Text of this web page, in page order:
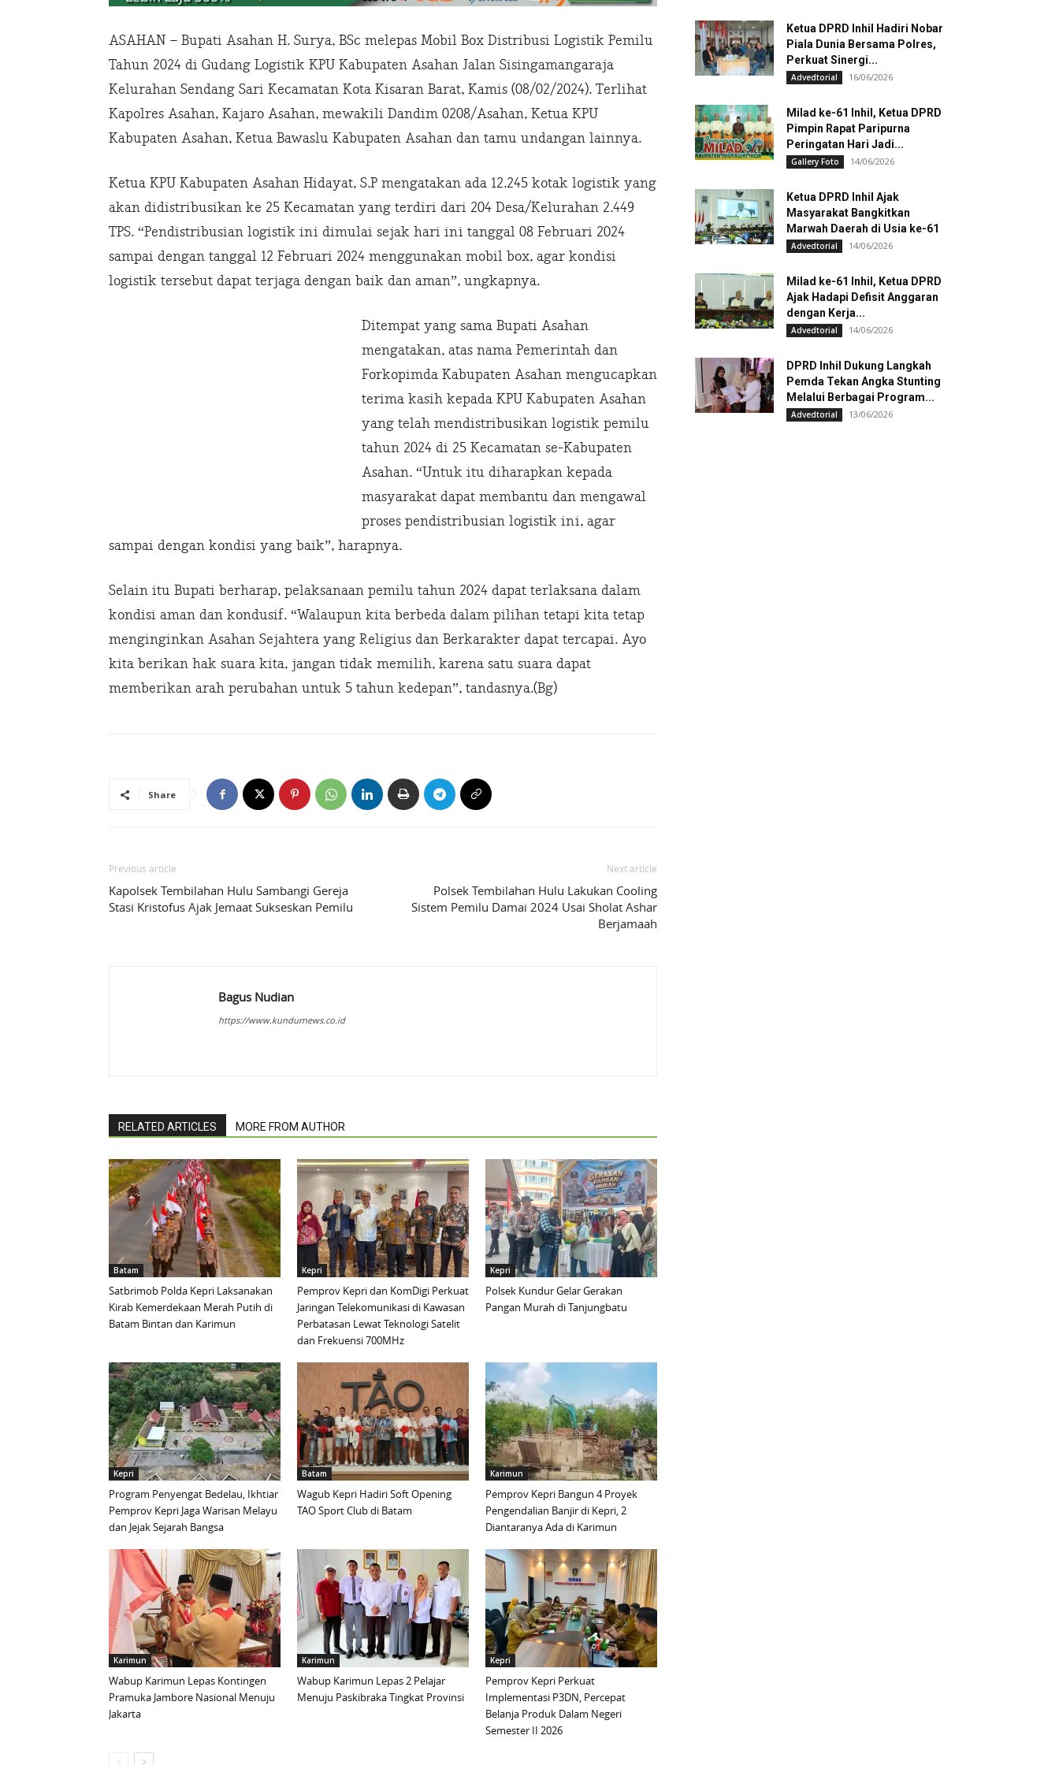
ASAHAN – Bupati Asahan H. Surya, BSc melepas Mobil Box Distribusi Logistik Pemilu
Tahun 2024 di Gudang Logistik KPU Kabupaten Asahan Jalan Sisingamangaraja
Kelurahan Sendang Sari Kecamatan Kota Kisaran Barat, Kamis (08/02/2024). Terlihat
Kapolres Asahan, Kajaro Asahan, mewakili Dandim 0208/Asahan, Ketua KPU
Kabupaten Asahan, Ketua Bawaslu Kabupaten Asahan dan tamu undangan lainnya.
Ketua KPU Kabupaten Asahan Hidayat, S.P mengatakan ada 12.245 kotak logistik yang
akan didistribusikan ke 25 Kecamatan yang terdiri dari 204 Desa/Kelurahan 2.449
TPS. “Pendistribusian logistik ini dimulai sejak hari ini tanggal 08 Februari 2024
sampai dengan tanggal 12 Februari 2024 menggunakan mobil box, agar kondisi
logistik tersebut dapat terjaga dengan baik dan aman”, ungkapnya.
Ditempat yang sama Bupati Asahan
mengatakan, atas nama Pemerintah dan
Forkopimda Kabupaten Asahan mengucapkan
terima kasih kepada KPU Kabupaten Asahan
yang telah mendistribusikan logistik pemilu
tahun 2024 di 25 Kecamatan se-Kabupaten
Asahan. “Untuk itu diharapkan kepada
masyarakat dapat membantu dan mengawal
proses pendistribusian logistik ini, agar
sampai dengan kondisi yang baik”, harapnya.
Selain itu Bupati berharap, pelaksanaan pemilu tahun 2024 dapat terlaksana dalam
kondisi aman dan kondusif. “Walaupun kita berbeda dalam pilihan tetapi kita tetap
menginginkan Asahan Sejahtera yang Religius dan Berkarakter dapat tercapai. Ayo
kita berikan hak suara kita, jangan tidak memilih, karena satu suara dapat
memberikan arah perubahan untuk 5 tahun kedepan”, tandasnya.(Bg)
Share
Previous article
Kapolsek Tembilahan Hulu Sambangi Gereja
Stasi Kristofus Ajak Jemaat Sukseskan Pemilu
Next article
Polsek Tembilahan Hulu Lakukan Cooling
Sistem Pemilu Damai 2024 Usai Sholat Ashar
Berjamaah
Bagus Nudian
https://www.kundurnews.co.id
RELATED ARTICLES MORE FROM AUTHOR
Batam
Satbrimob Polda Kepri Laksanakan
Kirab Kemerdekaan Merah Putih di
Batam Bintan dan Karimun
Kepri
Pemprov Kepri dan KomDigi Perkuat
Jaringan Telekomunikasi di Kawasan
Perbatasan Lewat Teknologi Satelit
dan Frekuensi 700MHz
Kepri
Polsek Kundur Gelar Gerakan
Pangan Murah di Tanjungbatu
Kepri
Program Penyengat Bedelau, Ikhtiar
Pemprov Kepri Jaga Warisan Melayu
dan Jejak Sejarah Bangsa
Batam
Wagub Kepri Hadiri Soft Opening
TAO Sport Club di Batam
Karimun
Pemprov Kepri Bangun 4 Proyek
Pengendalian Banjir di Kepri, 2
Diantaranya Ada di Karimun
Karimun
Wabup Karimun Lepas Kontingen
Pramuka Jambore Nasional Menuju
Jakarta
Karimun
Wabup Karimun Lepas 2 Pelajar
Menuju Paskibraka Tingkat Provinsi
Kepri
Pemprov Kepri Perkuat
Implementasi P3DN, Percepat
Belanja Produk Dalam Negeri
Semester II 2026
Ketua DPRD Inhil Hadiri Nobar
Piala Dunia Bersama Polres,
Perkuat Sinergi...
Advedtorial 16/06/2026
Milad ke-61 Inhil, Ketua DPRD
Pimpin Rapat Paripurna
Peringatan Hari Jadi...
Gallery Foto 14/06/2026
Ketua DPRD Inhil Ajak
Masyarakat Bangkitkan
Marwah Daerah di Usia ke-61
Advedtorial 14/06/2026
Milad ke-61 Inhil, Ketua DPRD
Ajak Hadapi Defisit Anggaran
dengan Kerja...
Advedtorial 14/06/2026
DPRD Inhil Dukung Langkah
Pemda Tekan Angka Stunting
Melalui Berbagai Program...
Advedtorial 13/06/2026